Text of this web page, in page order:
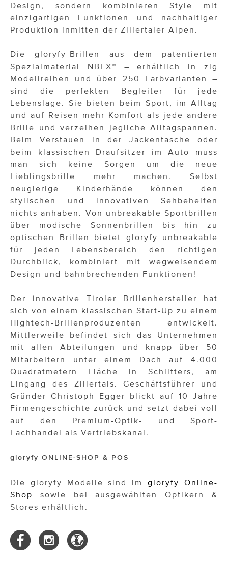
Design, sondern kombinieren Style mit
einzigartigen Funktionen und nachhaltiger
Produktion inmitten der Zillertaler Alpen.
Die gloryfy-Brillen aus dem patentierten
Spezialmaterial NBFX™ – erhältlich in zig
Modellreihen und über 250 Farbvarianten –
sind die perfekten Begleiter für jede
Lebenslage. Sie bieten beim Sport, im Alltag
und auf Reisen mehr Komfort als jede andere
Brille und verzeihen jegliche Alltagspannen.
Beim Verstauen in der Jackentasche oder
beim klassischen Draufsitzer im Auto muss
man sich keine Sorgen um die neue
Lieblingsbrille mehr machen. Selbst
neugierige Kinderhände können den
stylischen und innovativen Sehbehelfen
nichts anhaben. Von unbreakable Sportbrillen
über modische Sonnenbrillen bis hin zu
optischen Brillen bietet gloryfy unbreakable
für jeden Lebensbereich den richtigen
Durchblick, kombiniert mit wegweisendem
Design und bahnbrechenden Funktionen!
Der innovative Tiroler Brillenhersteller hat
sich von einem klassischen Start-Up zu einem
Hightech-Brillenproduzenten entwickelt.
Mittlerweile befindet sich das Unternehmen
mit allen Abteilungen und knapp über 50
Mitarbeitern unter einem Dach auf 4.000
Quadratmetern Fläche in Schlitters, am
Eingang des Zillertals. Geschäftsführer und
Gründer Christoph Egger blickt auf 10 Jahre
Firmengeschichte zurück und setzt dabei voll
auf den Premium-Optik- und Sport-
Fachhandel als Vertriebskanal.
gloryfy ONLINE-SHOP & POS
Die gloryfy Modelle sind imgloryfy Online-
Shop
sowie bei ausgewählten Optikern &
Stores erhältlich.